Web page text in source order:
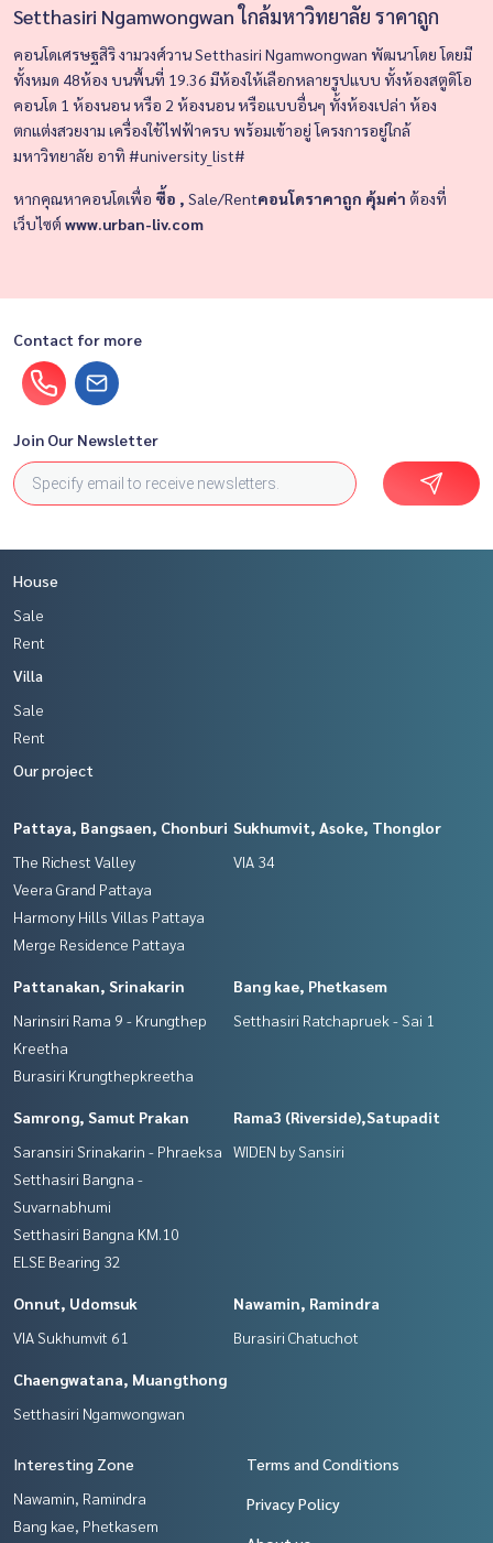
Setthasiri Ngamwongwan ใกล้มหาวิทยาลัย ราคาถูก
คอนโดเศรษฐสิริ งามวงศ์วาน Setthasiri Ngamwongwan พัฒนาโดยโดยมี
ทั้งหมด 48ห้อง บนพื้นที่ 19.36 มีห้องให้เลือกหลายรูปแบบ ทั้งห้องสตูดิโอ
คอนโด 1 ห้องนอน หรือ 2 ห้องนอน หรือแบบอื่นๆ ทั้งห้องเปล่า ห้อง
ตกแต่งสวยงาม เครื่องใช้ไฟฟ้าครบ พร้อมเข้าอยู่โครงการอยู่ใกล้
มหาวิทยาลัย อาทิ #university_list#
หากคุณหาคอนโดเพื่อ ซื้อ , Sale/Rentคอนโดราคาถูก คุ้มค่า ต้องที่
เว็บไซต์ www.urban-liv.com
Contact for more
Join Our Newsletter
House
Sale
Rent
Villa
Sale
Rent
Our project
Pattaya, Bangsaen, Chonburi
The Richest Valley
Veera Grand Pattaya
Harmony Hills Villas Pattaya
Merge Residence Pattaya
Sukhumvit, Asoke, Thonglor
VIA 34
Pattanakan, Srinakarin
Narinsiri Rama 9 - Krungthep
Kreetha
Burasiri Krungthepkreetha
Bang kae, Phetkasem
Setthasiri Ratchapruek - Sai 1
Samrong, Samut Prakan
Saransiri Srinakarin - Phraeksa
Setthasiri Bangna -
Suvarnabhumi
Setthasiri Bangna KM.10
ELSE Bearing 32
Rama3 (Riverside),Satupadit
WIDEN by Sansiri
Onnut, Udomsuk
VIA Sukhumvit 61
Nawamin, Ramindra
Burasiri Chatuchot
Chaengwatana, Muangthong
Setthasiri Ngamwongwan
Interesting Zone
Nawamin, Ramindra
Bang kae, Phetkasem
Terms and Conditions
Privacy Policy